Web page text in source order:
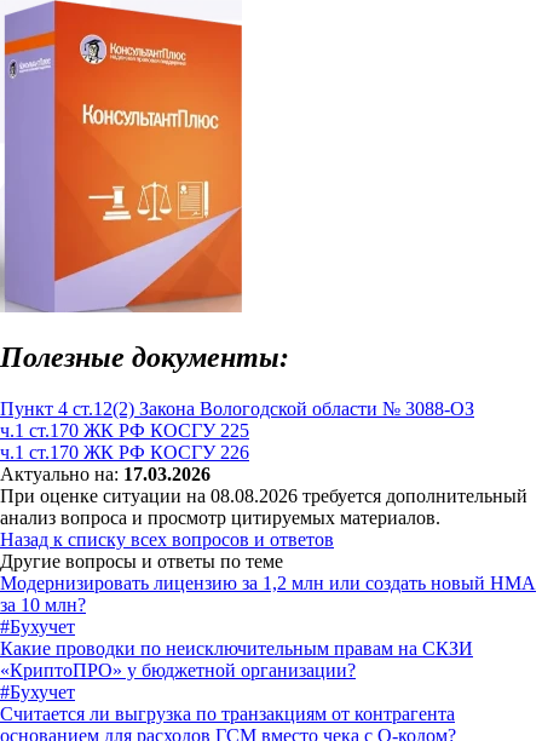
Полезные документы:
Пункт 4 ст.12(2) Закона Вологодской области № 3088-ОЗ
ч.1 ст.170 ЖК РФ КОСГУ 225
ч.1 ст.170 ЖК РФ КОСГУ 226
Актуально на: 17.03.2026
При оценке ситуации на 08.08.2026 требуется дополнительный
анализ вопроса и просмотр цитируемых материалов.
Назад к списку всех вопросов и ответов
Другие вопросы и ответы по теме
Модернизировать лицензию за 1,2 млн или создать новый НМА
за 10 млн?
#Бухучет
Какие проводки по неисключительным правам на СКЗИ
«КриптоПРО» у бюджетной организации?
#Бухучет
Считается ли выгрузка по транзакциям от контрагента
основанием для расходов ГСМ вместо чека с Q-кодом?